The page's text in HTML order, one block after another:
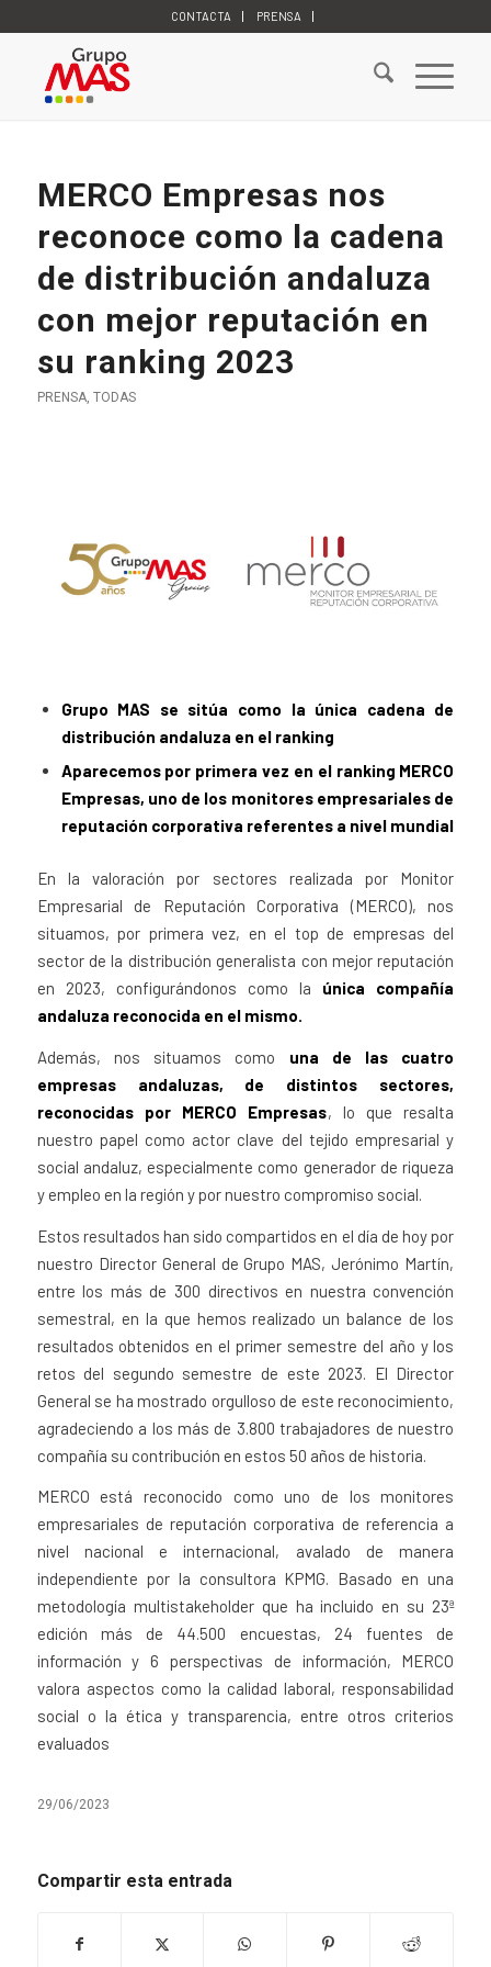
CONTACTA PRENSA
MERCO Empresas nos
reconoce como la cadena
de distribución andaluza
con mejor reputación en
su ranking 2023
PRENSA, TODAS
Grupo MAS se sitúa como la única cadena de
distribución andaluza en el ranking
Aparecemos por primera vez en el ranking MERCO
Empresas, uno de los monitores empresariales de
reputación corporativa referentes a nivel mundial
En la valoración por sectores realizada por Monitor
Empresarial de Reputación Corporativa (MERCO), nos
situamos, por primera vez, en el top de empresas del
sector de la distribución generalista con mejor reputación
en 2023, configurándonos como la única compañía
andaluza reconocida en el mismo.
Además, nos situamos como una de las cuatro
empresas andaluzas, de distintos sectores,
reconocidas por MERCO Empresas, lo que resalta
nuestro papel como actor clave del tejido empresarial y
social andaluz, especialmente como generador de riqueza
y empleo en la región y por nuestro compromiso social.
Estos resultados han sido compartidos en el día de hoy por
nuestro Director General de Grupo MAS, Jerónimo Martín,
entre los más de 300 directivos en nuestra convención
semestral, en la que hemos realizado un balance de los
resultados obtenidos en el primer semestre del año y los
retos del segundo semestre de este 2023. El Director
General se ha mostrado orgulloso de este reconocimiento,
agradeciendo a los más de 3.800 trabajadores de nuestro
compañía su contribución en estos 50 años de historia.
MERCO está reconocido como uno de los monitores
empresariales de reputación corporativa de referencia a
nivel nacional e internacional, avalado de manera
independiente por la consultora KPMG. Basado en una
metodología multistakeholder que ha incluido en su 23ª
edición más de 44.500 encuestas, 24 fuentes de
información y 6 perspectivas de información, MERCO
valora aspectos como la calidad laboral, responsabilidad
social o la ética y transparencia, entre otros criterios
evaluados
29/06/2023
Compartir esta entrada